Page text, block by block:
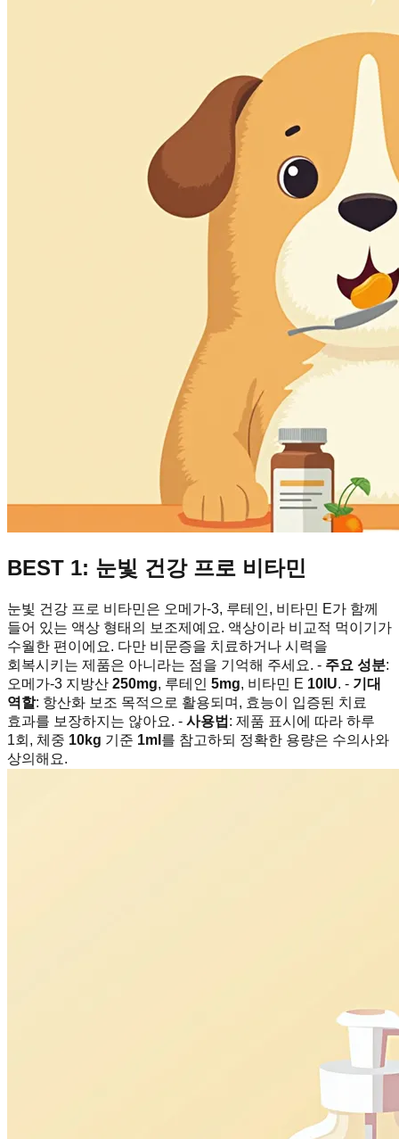
BEST 1: 눈빛 건강 프로 비타민
눈빛 건강 프로 비타민은 오메가-3, 루테인, 비타민 E가 함께
들어 있는 액상 형태의 보조제예요. 액상이라 비교적 먹이기가
수월한 편이에요. 다만 비문증을 치료하거나 시력을
회복시키는 제품은 아니라는 점을 기억해 주세요. - 주요 성분:
오메가-3 지방산 250mg, 루테인 5mg, 비타민 E 10IU. - 기대
역할: 항산화 보조 목적으로 활용되며, 효능이 입증된 치료
효과를 보장하지는 않아요. - 사용법 : 제품 표시에 따라 하루
1회, 체중 10kg 기준 1ml 를 참고하되 정확한 용량은 수의사와
상의해요.